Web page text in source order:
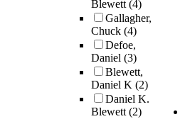
Blewett(4)
Gallagher,
Chuck (4)
Defoe,
Daniel (3)
Blewett,
Daniel K (2)
Daniel K.
Blewett(2)